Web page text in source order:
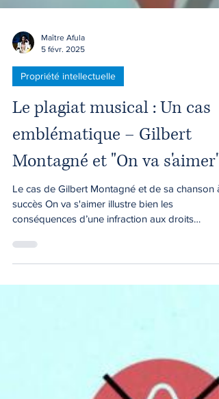
5 févr. 2025
Le plagiat musical : Un cas
emblématique – Gilbert
Montagné et "On va s'aimer"
Le cas de Gilbert Montagné et de sa chanson à
succès On va s'aimer illustre bien les
conséquences d’une infraction aux droits